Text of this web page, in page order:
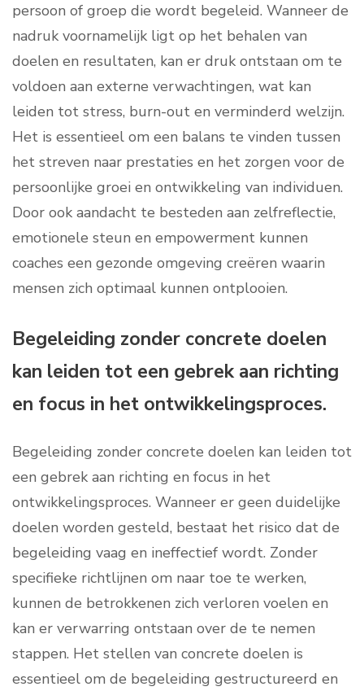
persoon of groep die wordt begeleid. Wanneer de
nadruk voornamelijk ligt op het behalen van
doelen en resultaten, kan er druk ontstaan om te
voldoen aan externe verwachtingen, wat kan
leiden tot stress, burn-out en verminderd welzijn.
Het is essentieel om een balans te vinden tussen
het streven naar prestaties en het zorgen voor de
persoonlijke groei en ontwikkeling van individuen.
Door ook aandacht te besteden aan zelfreflectie,
emotionele steun en empowerment kunnen
coaches een gezonde omgeving creëren waarin
mensen zich optimaal kunnen ontplooien.
Begeleiding zonder concrete doelen
kan leiden tot een gebrek aan richting
en focus in het ontwikkelingsproces.
Begeleiding zonder concrete doelen kan leiden tot
een gebrek aan richting en focus in het
ontwikkelingsproces. Wanneer er geen duidelijke
doelen worden gesteld, bestaat het risico dat de
begeleiding vaag en ineffectief wordt. Zonder
specifieke richtlijnen om naar toe te werken,
kunnen de betrokkenen zich verloren voelen en
kan er verwarring ontstaan over de te nemen
stappen. Het stellen van concrete doelen is
essentieel om de begeleiding gestructureerd en